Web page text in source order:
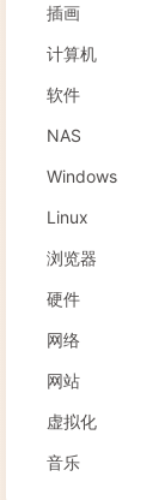
插画
计算机
软件
NAS
Windows
Linux
浏览器
硬件
网络
网站
虚拟化
音乐